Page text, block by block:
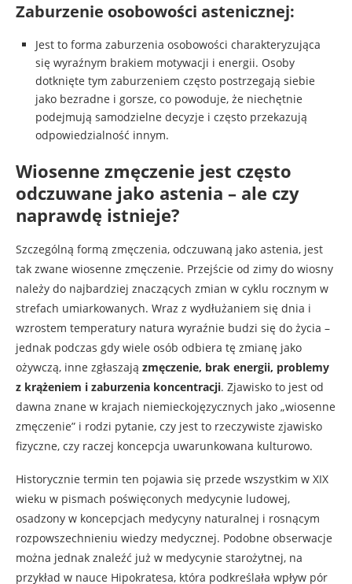
Zaburzenie osobowości astenicznej:
Jest to forma zaburzenia osobowości charakteryzująca
się wyraźnym brakiem motywacji i energii. Osoby
dotknięte tym zaburzeniem często postrzegają siebie
jako bezradne i gorsze, co powoduje, że niechętnie
podejmują samodzielne decyzje i często przekazują
odpowiedzialność innym.
Wiosenne zmęczenie jest często
odczuwane jako astenia – ale czy
naprawdę istnieje?
Szczególną formą zmęczenia, odczuwaną jako astenia, jest
tak zwane wiosenne zmęczenie. Przejście od zimy do wiosny
należy do najbardziej znaczących zmian w cyklu rocznym w
strefach umiarkowanych. Wraz z wydłużaniem się dnia i
wzrostem temperatury natura wyraźnie budzi się do życia –
jednak podczas gdy wiele osób odbiera tę zmianę jako
ożywczą, inne zgłaszają zmęczenie, brak energii, problemy
z krążeniem i zaburzenia koncentracji. Zjawisko to jest od
dawna znane w krajach niemieckojęzycznych jako „wiosenne
zmęczenie” i rodzi pytanie, czy jest to rzeczywiste zjawisko
fizyczne, czy raczej koncepcja uwarunkowana kulturowo.
Historycznie termin ten pojawia się przede wszystkim w XIX
wieku w pismach poświęconych medycynie ludowej,
osadzony w koncepcjach medycyny naturalnej i rosnącym
rozpowszechnieniu wiedzy medycznej. Podobne obserwacje
można jednak znaleźć już w medycynie starożytnej, na
przykład w nauce Hipokratesa, która podkreślała wpływ pór